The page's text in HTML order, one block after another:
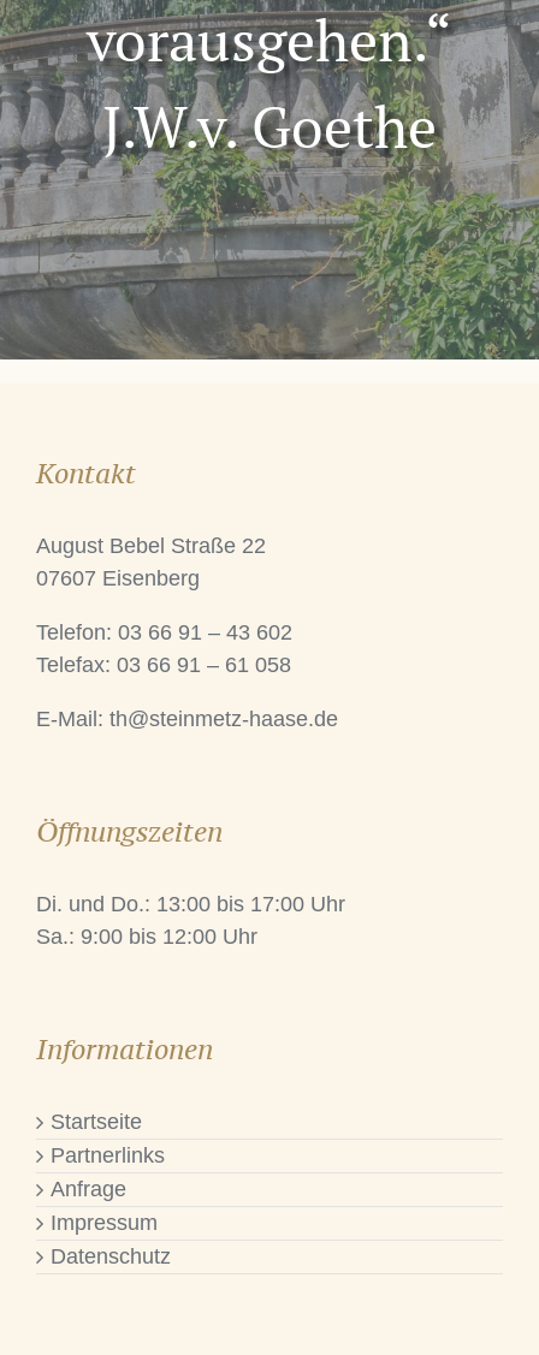
vorausgehen.“
J.W.v. Goethe
Kontakt
August Bebel Straße 22
07607 Eisenberg
Telefon: 03 66 91 – 43 602
Telefax: 03 66 91 – 61 058
E-Mail: th@steinmetz-haase.de
Öffnungszeiten
Di. und Do.: 13:00 bis 17:00 Uhr
Sa.: 9:00 bis 12:00 Uhr
Informationen
Startseite
Partnerlinks
Anfrage
Impressum
Datenschutz